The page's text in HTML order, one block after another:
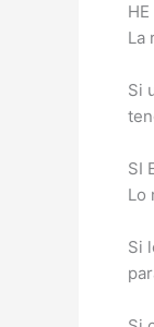
La
Si
SI
Lo
Si